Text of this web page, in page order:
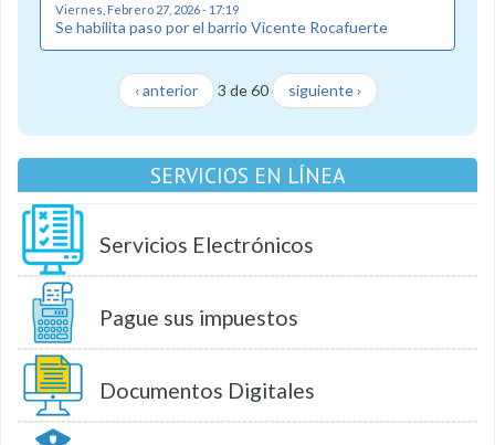
Viernes, Febrero 27, 2026 - 17:19
Se habilita paso por el barrio Vicente Rocafuerte
‹ anterior 3 de 60 siguiente ›
SERVICIOS EN LÍNEA
Servicios Electrónicos
Pague sus impuestos
Documentos Digitales